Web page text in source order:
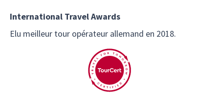
International Travel Awards
Elu meilleur tour opérateur allemand en 2018.